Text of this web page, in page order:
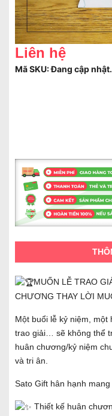
Liên hệ
Mã SKU:Đang cập
MUỐN LỄ TRAO
CHƯƠNG THAY LỜI
Một buổi lễ kỷ niệm, một
trao giải… sẽ không thể
huân chương/kỷ niệm
và tri ân.
Sato Gift hân hạnh
Thiết kế huân